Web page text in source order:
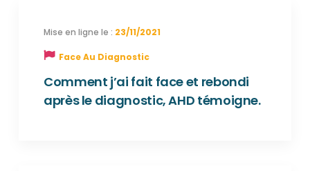
23/11/2021
Face Au Diagnostic
Comment j’ai fait face et rebondi
après le diagnostic, AHD témoigne.